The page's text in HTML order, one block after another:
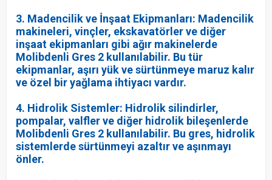
3. Madencilik ve İnşaat Ekipmanları: Madencilik
makineleri, vinçler, ekskavatörler ve diğer
inşaat ekipmanları gibi ağır makinelerde
Molibdenli Gres 2 kullanılabilir. Bu tür
ekipmanlar, aşırı yük ve sürtünmeye maruz kalır
ve özel bir yağlama ihtiyacı vardır.
4. Hidrolik Sistemler: Hidrolik silindirler,
pompalar, valfler ve diğer hidrolik bileşenlerde
Molibdenli Gres 2 kullanılabilir. Bu gres, hidrolik
sistemlerde sürtünmeyi azaltır ve aşınmayı
önler.